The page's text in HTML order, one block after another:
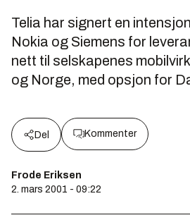
Telia har signert en
Nokia og Siemens for
nett til selskapenes
og Norge, med opsjon for
Del Kommenter
Frode Eriksen
2. mars 2001 - 09:22